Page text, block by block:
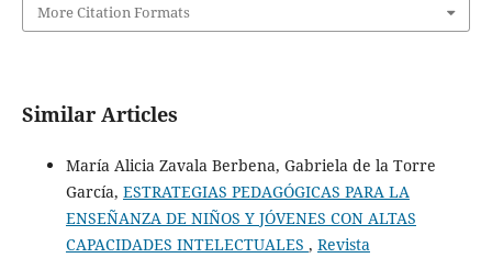
More Citation Formats
Similar Articles
María Alicia Zavala Berbena, Gabriela de la Torre
García, ESTRATEGIAS PEDAGÓGICAS PARA LA
ENSEÑANZA DE NIÑOS Y JÓVENES CON ALTAS
CAPACIDADES INTELECTUALES , Revista